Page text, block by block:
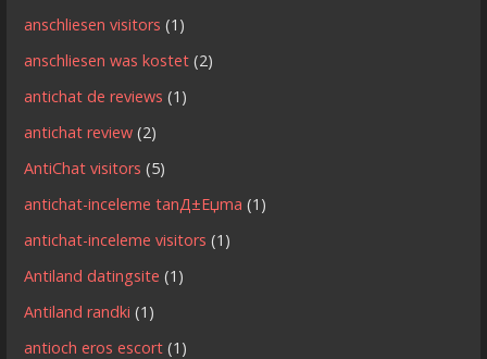
anschliesen visitors (1)
anschliesen was kostet (2)
antichat de reviews (1)
antichat review (2)
AntiChat visitors (5)
antichat-inceleme tanД±Еџma (1)
antichat-inceleme visitors (1)
Antiland datingsite (1)
Antiland randki (1)
antioch eros escort (1)